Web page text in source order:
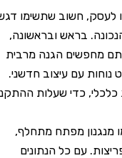
חשוב שתשימו דגש
בראש ובראשונה,
הגנה מרבית
עם עיצוב חדשני.
כדי שעלות ההתקנה
מפתח מתחלף,
עם כל הנתונים